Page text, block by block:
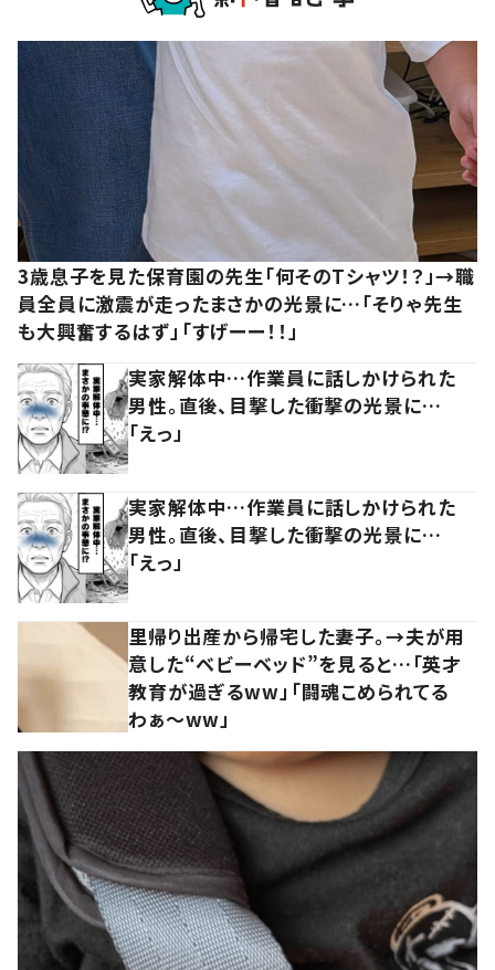
3歳息子を見た保育園の先生「何そのTシャツ！？」→職
員全員に激震が走ったまさかの光景に…「そりゃ先生
も大興奮するはず」「すげーー！！」
実家解体中…作業員に話しかけられた
男性。直後、目撃した衝撃の光景に…
「えっ」
実家解体中…作業員に話しかけられた
男性。直後、目撃した衝撃の光景に…
「えっ」
里帰り出産から帰宅した妻子。→夫が用
意した“ベビーベッド”を見ると…「英才
教育が過ぎるww」「闘魂こめられてる
わぁ～ww」